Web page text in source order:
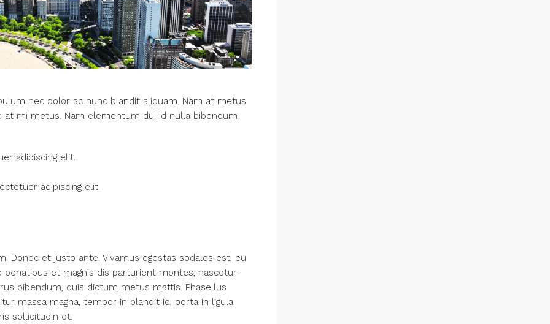
nec dolor ac nunc blandit aliquam. Nam at metus
at mi metus. Nam elementum dui id nulla bibendum
adipiscing elit.
adipiscing elit.
Donec et justo ante. Vivamus egestas sodales est, eu
et magnis dis parturient montes, nascetur
bibendum, quis dictum metus mattis. Phasellus
massa magna, tempor in blandit id, porta in ligula.
sollicitudin et.